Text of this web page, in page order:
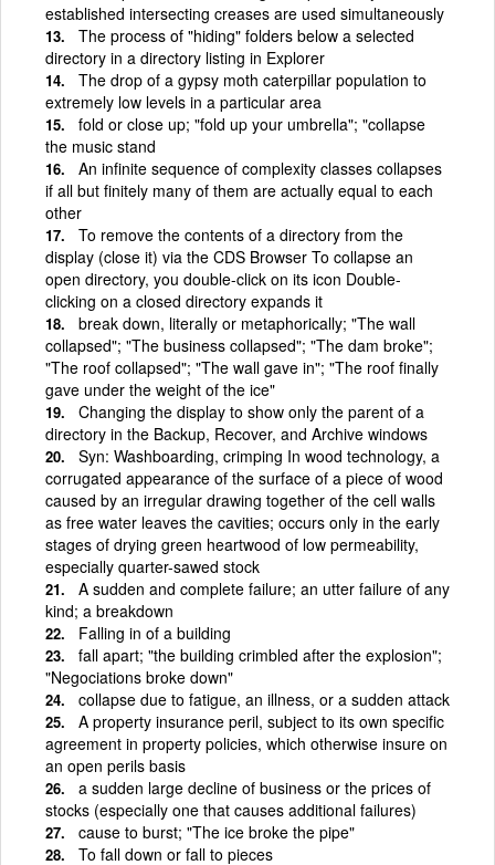
established intersecting creases are used simultaneously
The process of "hiding" folders below a selected
directory in a directory listing in Explorer
The drop of a gypsy moth caterpillar population to
extremely low levels in a particular area
fold or close up; "fold up your umbrella"; "collapse
the music stand
An infinite sequence of complexity classes collapses
if all but finitely many of them are actually equal to each
other
To remove the contents of a directory from the
display (close it) via the CDS Browser To collapse an
open directory, you double-click on its icon Double-
clicking on a closed directory expands it
break down, literally or metaphorically; "The wall
collapsed"; "The business collapsed"; "The dam broke";
"The roof collapsed"; "The wall gave in"; "The roof finally
gave under the weight of the ice"
Changing the display to show only the parent of a
directory in the Backup, Recover, and Archive windows
Syn: Washboarding, crimping In wood technology, a
corrugated appearance of the surface of a piece of wood
caused by an irregular drawing together of the cell walls
as free water leaves the cavities; occurs only in the early
stages of drying green heartwood of low permeability,
especially quarter-sawed stock
A sudden and complete failure; an utter failure of any
kind; a breakdown
Falling in of a building
fall apart; "the building crimbled after the explosion";
"Negociations broke down"
collapse due to fatigue, an illness, or a sudden attack
A property insurance peril, subject to its own specific
agreement in property policies, which otherwise insure on
an open perils basis
a sudden large decline of business or the prices of
stocks (especially one that causes additional failures)
cause to burst; "The ice broke the pipe"
To fall down or fall to pieces